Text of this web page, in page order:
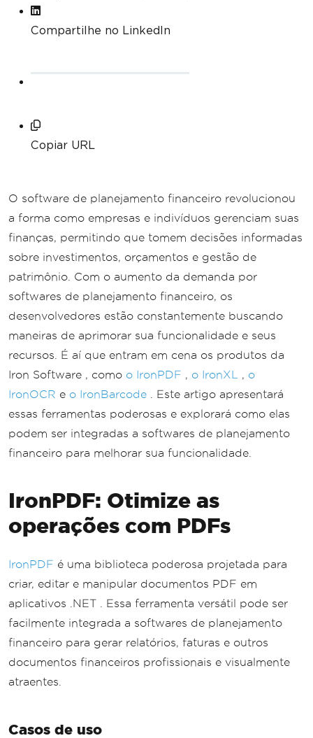
Compartilhe no LinkedIn
Copiar URL
O software de planejamento financeiro revolucionou
a forma como empresas e indivíduos gerenciam suas
finanças, permitindo que tomem decisões informadas
sobre investimentos, orçamentos e gestão de
patrimônio. Com o aumento da demanda por
softwares de planejamento financeiro, os
desenvolvedores estão constantemente buscando
maneiras de aprimorar sua funcionalidade e seus
recursos. É aí que entram em cena os produtos da
Iron Software , como o IronPDF , o IronXL , o
IronOCR e o IronBarcode . Este artigo apresentará
essas ferramentas poderosas e explorará como elas
podem ser integradas a softwares de planejamento
financeiro para melhorar sua funcionalidade.
IronPDF: Otimize as
operações com PDFs
IronPDF é uma biblioteca poderosa projetada para
criar, editar e manipular documentos PDF em
aplicativos .NET . Essa ferramenta versátil pode ser
facilmente integrada a softwares de planejamento
financeiro para gerar relatórios, faturas e outros
documentos financeiros profissionais e visualmente
atraentes.
Casos de uso